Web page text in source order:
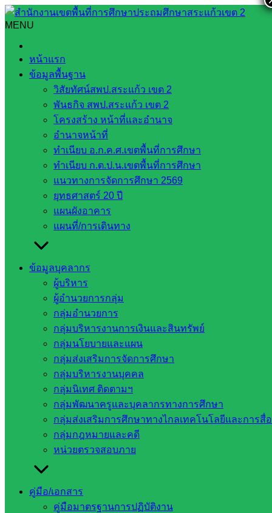
Skip
to
content
MENU
หน้าแรก
ข้อมูลพื้นฐาน
วิสัยทัศน์สพป.สระแก้ว เขต 2
พันธกิจ สพป.สระแก้ว เขต 2
โครงสร้าง หน้าที่และอำนาจ
อำนาจหน้าที่
ทำเนียบ อ.ก.ค.ศ.เขตพื้นที่การศึกษา
ทำเนียบ ก.ต.ป.น.เขตพื้นที่การศึกษา
แนวทางการจัดการศึกษา 2569
ยุทธศาสตร์ 20 ปี
แผนผังอาคาร
แผนที่/การเดินทาง
ข้อมูลบุคลากร
ผู้บริหาร
ผู้อำนวยการกลุ่ม
กลุ่มอำนวยการ
กลุ่มบริหารงานการเงินและสินทรัพย์
กลุ่มนโยบายและแผน
กลุ่มส่งเสริมการจัดการศึกษา
กลุ่มบริหารงานบุคคล
กลุ่มนิเทศ ติดตามฯ
กลุ่มพัฒนาครูและบุคลากรทางการศึกษา
กลุ่มส่งเสริมการศึกษาทางไกลเทคโนโลยีและการสื่
กลุ่มกฎหมายและคดี
หน่วยตรวจสอบภาย
คู่มือ/เอกสาร
คู่มือมาตรฐานการปฏิบัติงาน
Search
สรุปผลการจัดซื้อจัดจ้างรายเดือน มีนาคม 2564
สรุปผลการจัดซื้อจัดจ้างรายเดือน มีนาคม
สิงหาคม 5, 2021สิงหาคม 8, 2021
การจัดซื้อจัดจ้าง